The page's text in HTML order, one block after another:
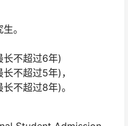
。
不超过6年)
不超过5年)，
不超过8年)。